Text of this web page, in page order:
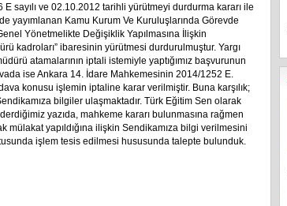
sayılı ve 02.10.2012 tarihli yürütmeyi durdurma kararı ile
yayımlanan Kamu Kurum Ve Kuruluşlarında Görevde
Yönetmelikte Değişiklik Yapılmasına İlişkin
kadroları” ibaresinin yürütmesi durdurulmuştur. Yargı
atamalarının iptali istemiyle yaptığımız başvurunun
ise Ankara 14. İdare Mahkemesinin 2014/1252 E.
konusu işlemin iptaline karar verilmiştir. Buna karşılık;
bilgiler ulaşmaktadır. Türk Eğitim Sen olarak
yazıda, mahkeme kararı bulunmasına rağmen
mülakat yapıldığına ilişkin Sendikamıza bilgi verilmesini
işlem tesis edilmesi hususunda talepte bulunduk.